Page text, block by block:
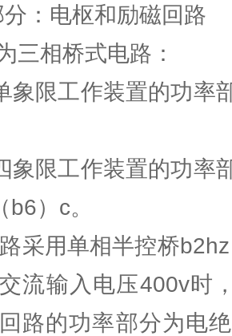
：电枢和励磁回路
三相桥式电路：
限工作装置的功率
限工作装置的功率
b6）c。
采用单相半控桥
流输入电压400v时
路的功率部分为电